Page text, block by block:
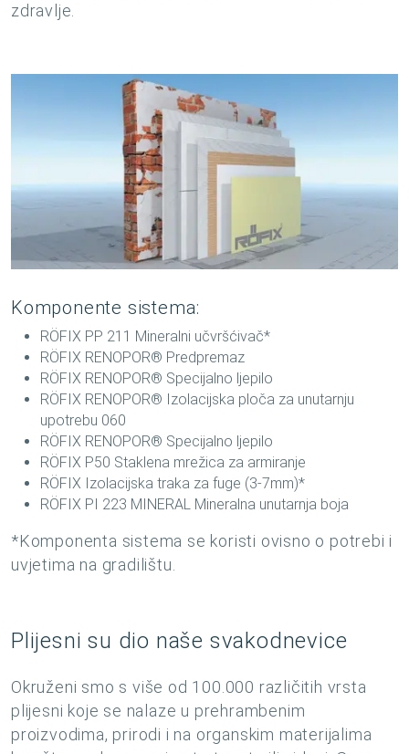
zdravlje.
Komponente sistema:
RÖFIX PP 211 Mineralni učvršćivač*
RÖFIX RENOPOR® Predpremaz
RÖFIX RENOPOR® Specijalno ljepilo
RÖFIX RENOPOR® Izolacijska ploča za unutarnju
upotrebu 060
RÖFIX RENOPOR® Specijalno ljepilo
RÖFIX P50 Staklena mrežica za armiranje
RÖFIX Izolacijska traka za fuge (3-7mm)*
RÖFIX PI 223 MINERAL Mineralna unutarnja boja
*Komponenta sistema se koristi ovisno o potrebi i
uvjetima na gradilištu.
Plijesni su dio naše svakodnevice
Okruženi smo s više od 100.000 različitih vrsta
plijesni koje se nalaze u prehrambenim
proizvodima, prirodi i na organskim materijalima